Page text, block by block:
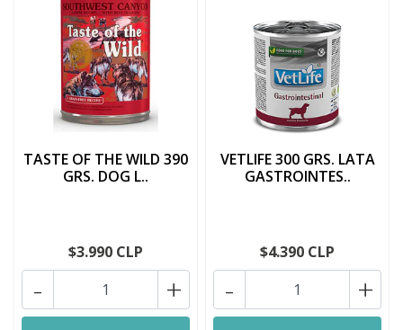
TASTE OF THE WILD 390
GRS. DOG L..
$3.990 CLP
+
-
VETLIFE 300 GRS. LATA
GASTROINTES..
$4.390 CLP
+
-